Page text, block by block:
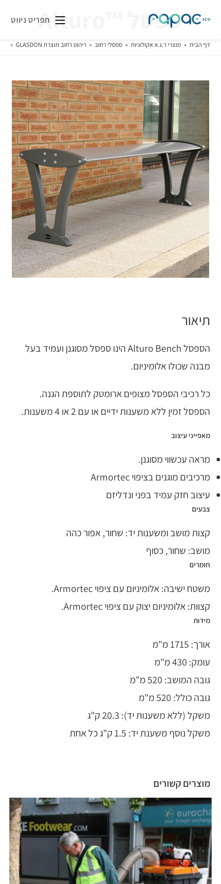
תפריט ניווט ספסל ™Alturo
דף הבית » מוצרי ר.ג.א אקולוגיות » ספסלי רחוב » ריהוט רחוב תוצרת GLASDON »
תיאור
הספסל Alturo Bench הינו ספסל מסוגנן ועמיד בעל
מבנה שכולו אלומיניום.
כל רכיבי הספסל מצופים ארומטק לתוספת הגנה.
הספסל זמין ללא משענות ידיים או עם 2 או 4 משענות.
מאפייני עיצוב
מראה עכשווי מסוגנן.
מרכיבים מוגנים בציפוי Armortec
עיצוב חזק עמיד בפני ונדליזם
צבעים
קצות מושב ומשענות יד: שחור, אפור כהה
מושב: שחור, כסוף
חומרים
משטח ישיבה: אלומיניום עם ציפוי Armortec.
קצוות: אלומיניום יצוק עם ציפוי Armortec.
מידות
אורך: 1715 מ"מ
עומק: 430 מ"מ
גובה המושב: 520 מ"מ
גובה כולל: 520 מ"מ
משקל (ללא משענות יד): 20.3 ק"ג
משקל נוסף משענת יד: 1.5 ק"ג כל אחת
מוצרים קשורים